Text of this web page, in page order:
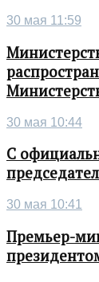
30 мая 11:59
30 мая 10:44
С
30 мая 10:41
Премьер-